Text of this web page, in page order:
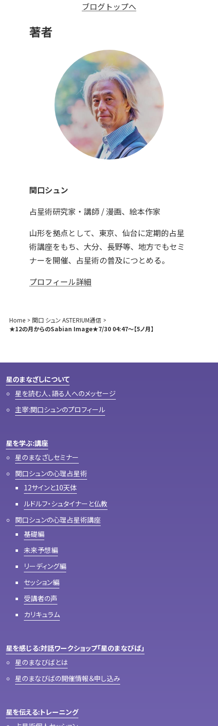
ブログトップへ
著者
関口シュン
占星術研究家・講師 / 漫画、絵本作家
山形を拠点として、東京、仙台に定期的占星
術講座をもち、大分、長野等、地方でもセミ
ナーを開催、占星術の普及につとめる。
プロフィール詳細
Home
関口 シュン ASTERIUM通信
★12の月からのSabian Image★7/30 04:47～【5ノ月】
星のまなざしについて
星を読む人、語る人へのメッセージ
主宰:関口シュンのプロフィール
星を学ぶ:講座
星のまなざしセミナー
関口シュンの心理占星術
12サインと10天体
ルドルフ・シュタイナーと仏教
関口シュンの心理占星術講座
基礎編
未来予想編
リーディング編
セッション編
受講者の声
カリキュラム
星を感じる:対話ワークショップ「星のまなびば」
星のまなびばとは
星のまなびばの開催情報＆申し込み
星を伝える:トレーニング